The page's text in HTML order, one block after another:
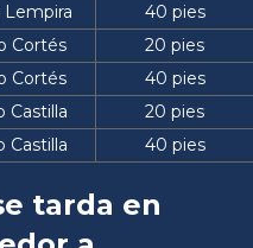
Lempira
40 pies
Cortés
20 pies
Cortés
40 pies
Castilla
20 pies
Castilla 40 pies
tarda en